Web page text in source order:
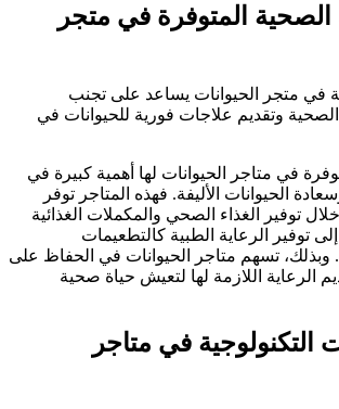
الصحية المتوفرة في متجر
في متجر الحيوانات يساعد على تجنب
وتقديم علاجات فورية للحيوانات في
في متاجر الحيوانات لها أهمية كبيرة في
الحيوانات الأليفة. فهذه المتاجر توفر
توفير الغذاء الصحي والمكملات الغذائية
توفير الرعاية الطبية كالتطعيمات
وبذلك، تسهم متاجر الحيوانات في الحفاظ على
الرعاية اللازمة لها لتعيش حياة صحية
التكنولوجية في متاجر